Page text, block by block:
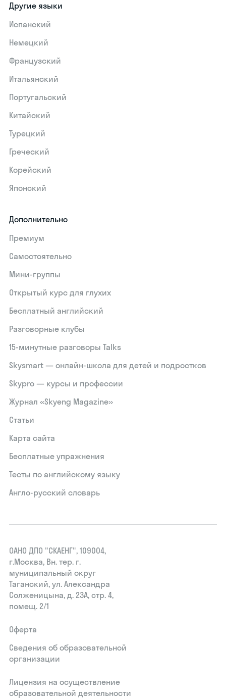
Другие языки
Испанский
Немецкий
Французский
Итальянский
Португальский
Китайский
Турецкий
Греческий
Корейский
Японский
Дополнительно
Премиум
Самостоятельно
Мини-группы
Открытый курс для глухих
Бесплатный английский
Разговорные клубы
15‑минутные разговоры Talks
Skysmart — онлайн-школа для детей и подростков
Skypro — курсы и профессии
Журнал «Skyeng Magazine»
Статьи
Карта сайта
Бесплатные упражнения
Тесты по английскому языку
Англо-русский словарь
ОАНО ДПО "СКАЕНГ", 109004,
г.Москва, Вн. тер. г.
муниципальный округ
Таганский, ул. Александра
Солженицына, д. 23А, стр. 4,
помещ. 2/1
Оферта
Сведения об образовательной
организации
Лицензия на осуществление
образовательной деятельности